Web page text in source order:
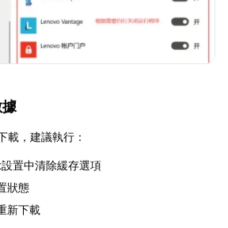
載，建議執行：
置中清除緩存選項
狀態
新下載